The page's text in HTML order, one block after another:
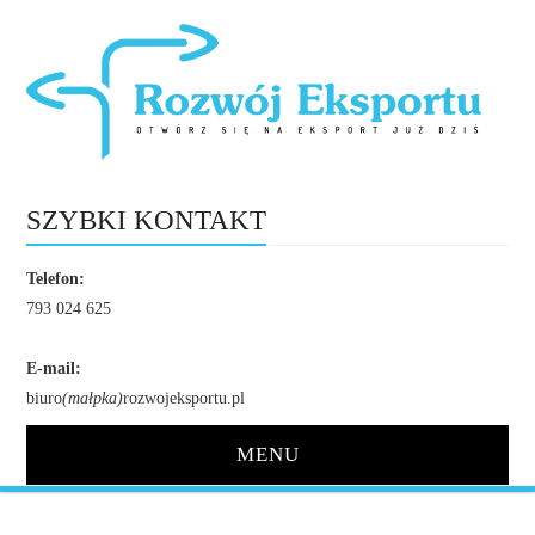
SZYBKI KONTAKT
Telefon:
793 024 625
E-mail:
biuro(małpka)rozwojeksportu.pl
MENU